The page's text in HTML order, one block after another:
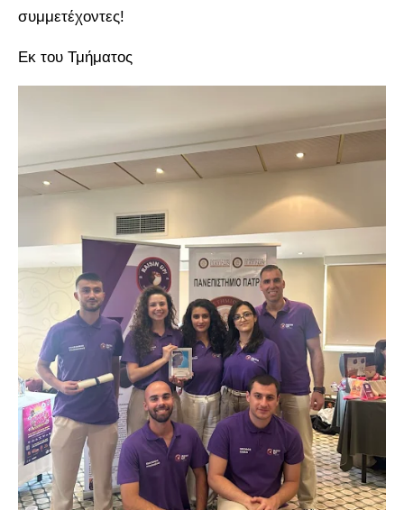
συμμετέχοντες!
Εκ του Τμήματος